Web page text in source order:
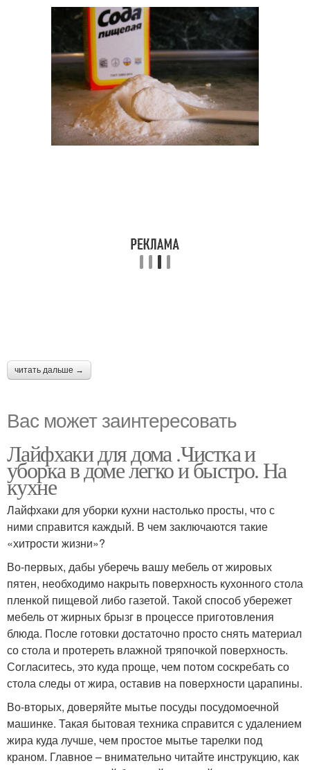
читать дальше →
Вас может заинтересовать
Лайфхаки для дома .Чистка и
уборка в доме легко и быстро. На
кухне
Лайфхаки для уборки кухни настолько просты, что с
ними справится каждый. В чем заключаются такие
«хитрости жизни»?
Во-первых, дабы уберечь вашу мебель от жировых
пятен, необходимо накрыть поверхность кухонного стола
пленкой пищевой либо газетой. Такой способ убережет
мебель от жирных брызг в процессе приготовления
блюда. После готовки достаточно просто снять материал
со стола и протереть влажной тряпочкой поверхность.
Согласитесь, это куда проще, чем потом соскребать со
стола следы от жира, оставив на поверхности царапины.
Во-вторых, доверяйте мытье посуды посудомоечной
машинке. Такая бытовая техника справится с удалением
жира куда лучше, чем простое мытье тарелки под
краном. Главное – внимательно читайте инструкцию, как